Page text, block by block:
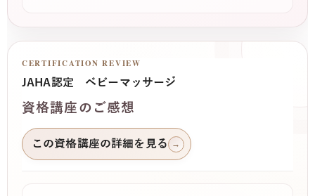
CERTIFICATION REVIEW
JAHA認定 ベビーマッサージ
資格講座のご感想
この資格講座の詳細を見る →